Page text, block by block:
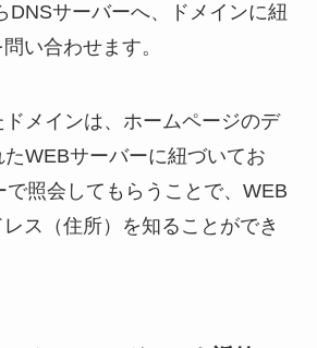
DNSサーバーへ、ドメインに紐
い合わせます。
メインは、ホームページのデ
WEBサーバーに紐づいてお
で照会してもらうことで、WEB
ス（住所）を知ることができ